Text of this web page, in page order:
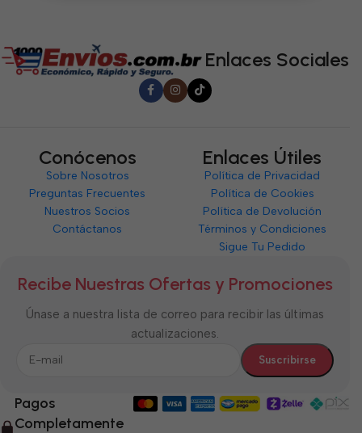
Enlaces Sociales
Conócenos
Sobre Nosotros
Preguntas Frecuentes
Nuestros Socios
Contáctanos
Enlaces Útiles
Política de Privacidad
Política de Cookies
Política de Devolución
Términos y Condiciones
Sigue Tu Pedido
Recibe Nuestras Ofertas y Promociones
Únase a nuestra lista de correo para recibir las últimas
actualizaciones.
Pagos
Completamente